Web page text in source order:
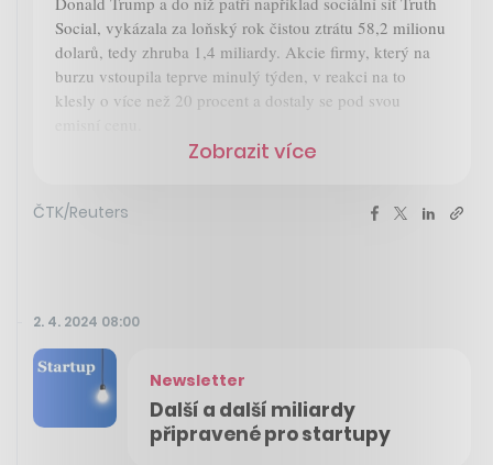
Social, vykázala za loňský rok čistou ztrátu 58,2 milionu
dolarů, tedy zhruba 1,4 miliardy. Akcie firmy, který na
burzu vstoupila teprve minulý týden, v reakci na to
klesly o více než 20 procent a dostaly se pod svou
Zobrazit více
ČTK/Reuters
2. 4. 2024 08:00
Newsletter
Další a další miliardy
připravené pro startupy